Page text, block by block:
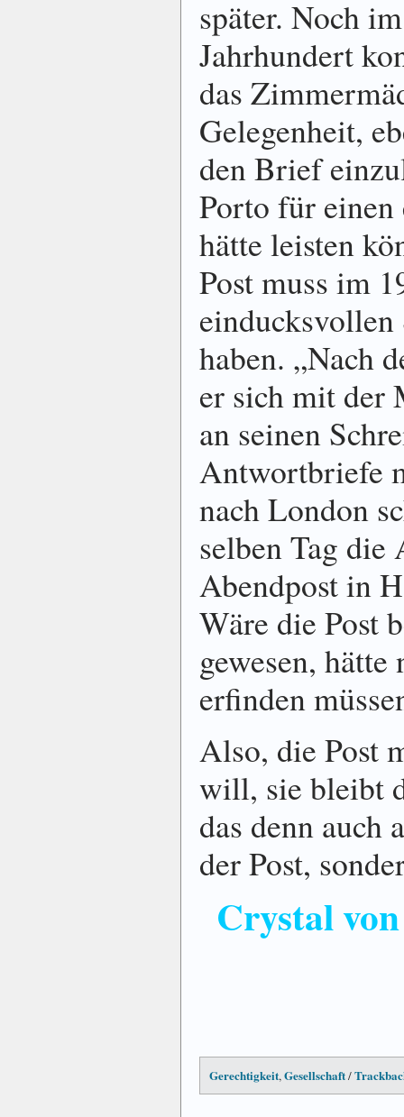
später. Noch
Jahrhundert
das
Gelegenheit,
den Brief
Porto für
hätte leisten
Post muss im
haben. „Nach
er sich mit der
an seinen
Antwortbriefe
nach London
selben Tag
Abendpost in
Wäre die Post
gewesen,
erfinden
Also, die Post
will, sie bleibt
das denn auch
der Post,
Crystal
Gerechtigkeit,Gesellschaft/